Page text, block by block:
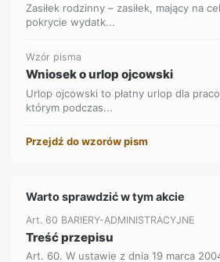
Zasiłek rodzinny – zasiłek, mający na
pokrycie wydatk...
Wzór pisma
Wniosek o urlop ojcowski
Urlop ojcowski to płatny urlop dla
którym podczas...
Przejdź do wzorów pism
Warto sprawdzić w tym akcie
Art. 60 BARIERY-ADMINISTRACYJNE
Treść przepisu
Art. 60. W ustawie z dnia 19 marca